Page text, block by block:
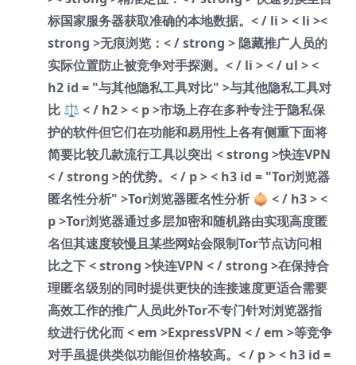
标国家服务器获取准确的本地数据。< / li > < li ><
strong >无痕浏览：< / strong > 隐藏推广人员的
实际位置防止被竞争对手探测。< / li > < / ul > <
h2 id = "与其他隐私工具对比" >与其他隐私工具对
比 ⚖️ < / h2 > < p >市场上存在多种专注于隐私保
护的软件但它们在功能和易用性上各有侧重下面将
简要比较几款流行工具以突出 < strong >快连VPN
< / strong >的优势。< / p > < h3 id = "Tor浏览器
匿名性分析" >Tor浏览器匿名性分析 🧅 < / h3 > <
p >Tor浏览器通过多层加密和随机路由实现高度匿
名但其速度较慢且某些网站会限制Tor节点访问相
比之下 < strong >快连VPN < / strong >在保持合
理匿名级别的同时提供更快的连接速度更适合需要
高效工作的推广人员此外Tor不专门针对浏览器指
纹进行优化而 < em >ExpressVPN < / em >等竞争
对手虽提供类似功能但价格较高。< / p > < h3 id =